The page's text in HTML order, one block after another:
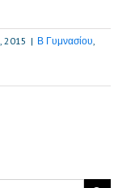
2015 | Β Γυμνασίου,